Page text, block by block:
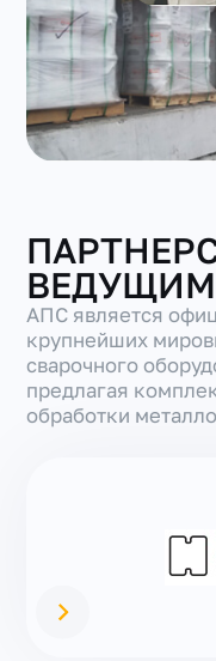
АПС является
крупнейших
сварочного
предлагая
обработки